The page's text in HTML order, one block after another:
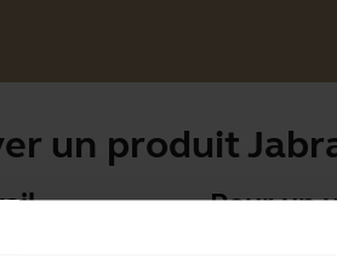
un produit
Pour un